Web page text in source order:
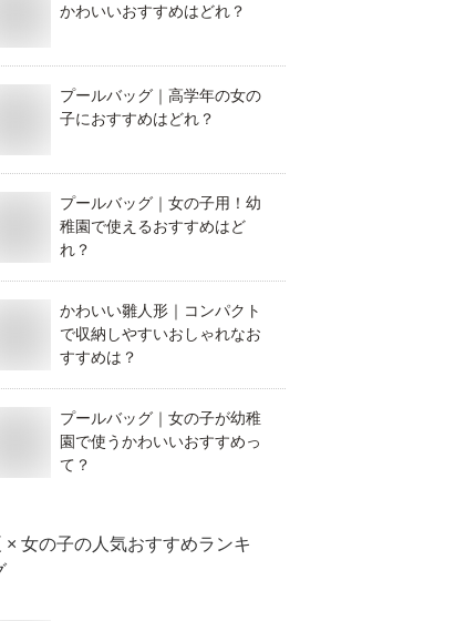
かわいいおすすめはどれ？
プールバッグ｜高学年の女の
子におすすめはどれ？
プールバッグ｜女の子用！幼
稚園で使えるおすすめはど
れ？
かわいい雛人形｜コンパクト
で収納しやすいおしゃれなお
すすめは？
プールバッグ｜女の子が幼稚
園で使うかわいいおすすめっ
て？
× 女の子の人気おすすめランキ